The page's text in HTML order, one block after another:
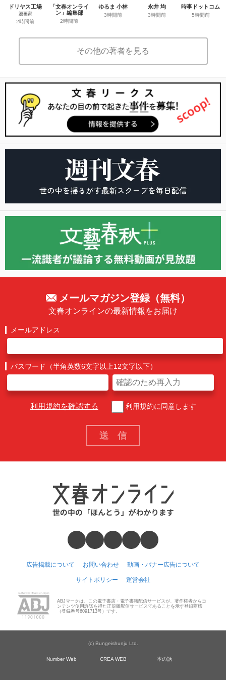
ドリヤス工場
漫画家
2時間前
「文春オンライ
ン」編集部
2時間前
ゆるま 小林
3時間前
永井 均
3時間前
時事ドットコム
5時間前
その他の著者を見る
メールマガジン登録（無料）
文春オンラインの最新情報をお届け
メールアドレス
パスワード（半角英数6文字以上12文字以下）
利用規約を確認する 利用規約に同意します
広告掲載について お問い合わせ 動画・バナー広告について
サイトポリシー 運営会社
ABJマークは、この電子書店・電子書籍配信サービスが、著作権者からコ
ンテンツ使用許諾を得た正規版配信サービスであることを示す登録商標
（登録番号6091713号）です。
(c) Bungeishunju Ltd.
Number Web CREA WEB 本の話